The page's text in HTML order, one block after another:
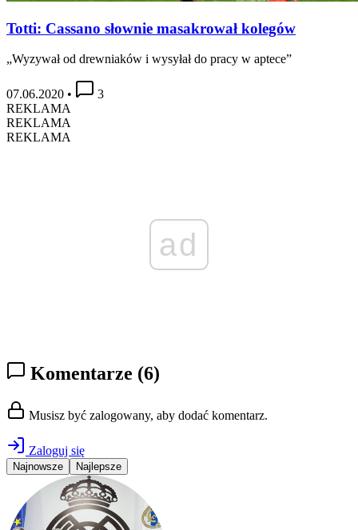
Totti: Cassano słownie masakrował kolegów
„Wyzywał od drewniaków i wysyłał do pracy w aptece”
07.06.2020 •
3
REKLAMA
REKLAMA
REKLAMA
ad
Komentarze (6)
Musisz być zalogowany, aby dodać komentarz.
Zaloguj się
Najnowsze Najlepsze